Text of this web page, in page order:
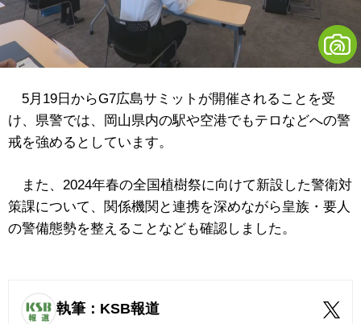
5月19日からG7広島サミットが開催されることを受
け、県警では、岡山県内の駅や空港でもテロなどへの警
戒を強めるとしています。
また、2024年春の全国植樹祭に向けて新設した警衛対
策課について、関係機関と連携を深めながら皇族・要人
の警備態勢を整えることなども確認しました。
執筆：KSB報道